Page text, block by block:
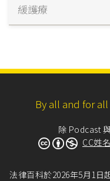
緩護療
By all and for
除 Podcast
CC姓
法律百科於2026年5月1日